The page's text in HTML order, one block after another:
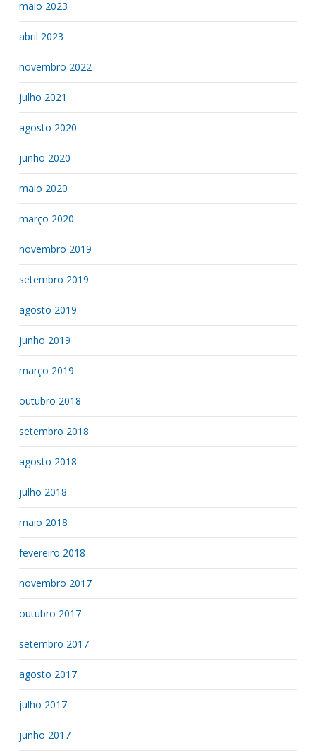
maio 2023
abril 2023
novembro 2022
julho 2021
agosto 2020
junho 2020
maio 2020
março 2020
novembro 2019
setembro 2019
agosto 2019
junho 2019
março 2019
outubro 2018
setembro 2018
agosto 2018
julho 2018
maio 2018
fevereiro 2018
novembro 2017
outubro 2017
setembro 2017
agosto 2017
julho 2017
junho 2017